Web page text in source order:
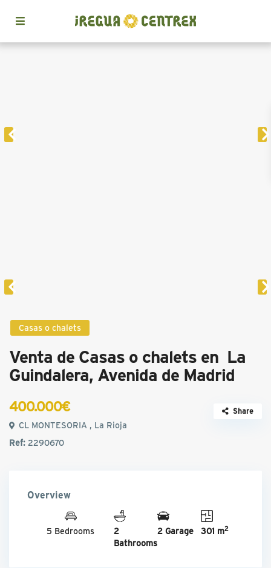
Casas o chalets
Venta de Casas o chalets en La
Guindalera, Avenida de Madrid
400.000€
CL MONTESORIA , La Rioja
Ref:2290670
Share
Overview
5 Bedrooms
2
Bathrooms
2 Garage 301 m2